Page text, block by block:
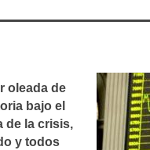
oleada de
bajo el
de la crisis,
y todos